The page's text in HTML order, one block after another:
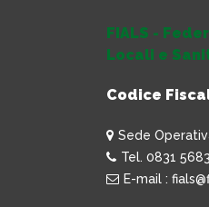
FIALS -
Locali e
Codice
Sede
Tel. 0831
E-mail :